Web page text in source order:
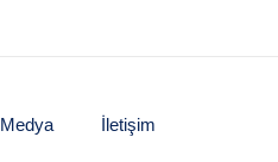
Medya İletişim